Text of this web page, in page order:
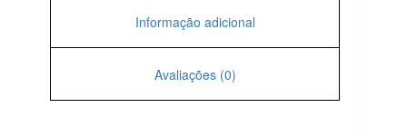
Informação adicional
Avaliações (0)